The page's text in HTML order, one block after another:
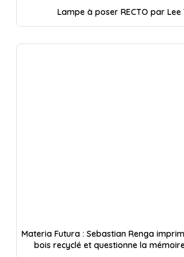
Lampe à poser RECTO par Lee
Materia Futura : Sebastian Renga
bois recyclé et questionne la